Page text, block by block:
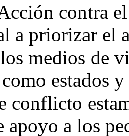
contra
a priorizar el
medios de
estados
conflicto
apoyo a los